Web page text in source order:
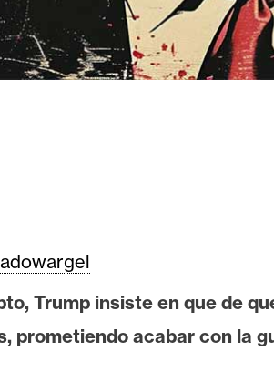
Trump insiste en que de
prometiendo acabar con la